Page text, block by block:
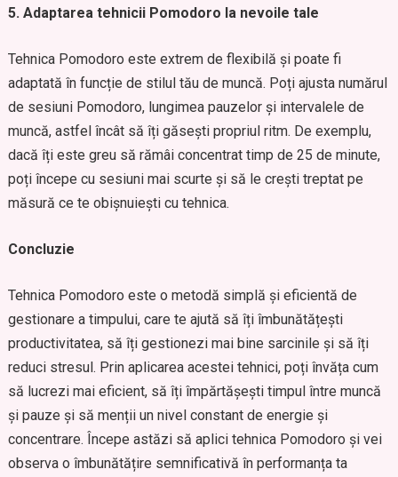
5. Adaptarea tehnicii Pomodoro la nevoile tale
Tehnica Pomodoro este extrem de flexibilă și poate fi
adaptată în funcție de stilul tău de muncă. Poți ajusta numărul
de sesiuni Pomodoro, lungimea pauzelor și intervalele de
muncă, astfel încât să îți găsești propriul ritm. De exemplu,
dacă îți este greu să rămâi concentrat timp de 25 de minute,
poți începe cu sesiuni mai scurte și să le crești treptat pe
măsură ce te obișnuiești cu tehnica.
Concluzie
Tehnica Pomodoro este o metodă simplă și eficientă de
gestionare a timpului, care te ajută să îți îmbunătățești
productivitatea, să îți gestionezi mai bine sarcinile și să îți
reduci stresul. Prin aplicarea acestei tehnici, poți învăța cum
să lucrezi mai eficient, să îți împărtășești timpul între muncă
și pauze și să menții un nivel constant de energie și
concentrare. Începe astăzi să aplici tehnica Pomodoro și vei
observa o îmbunătățire semnificativă în performanța ta